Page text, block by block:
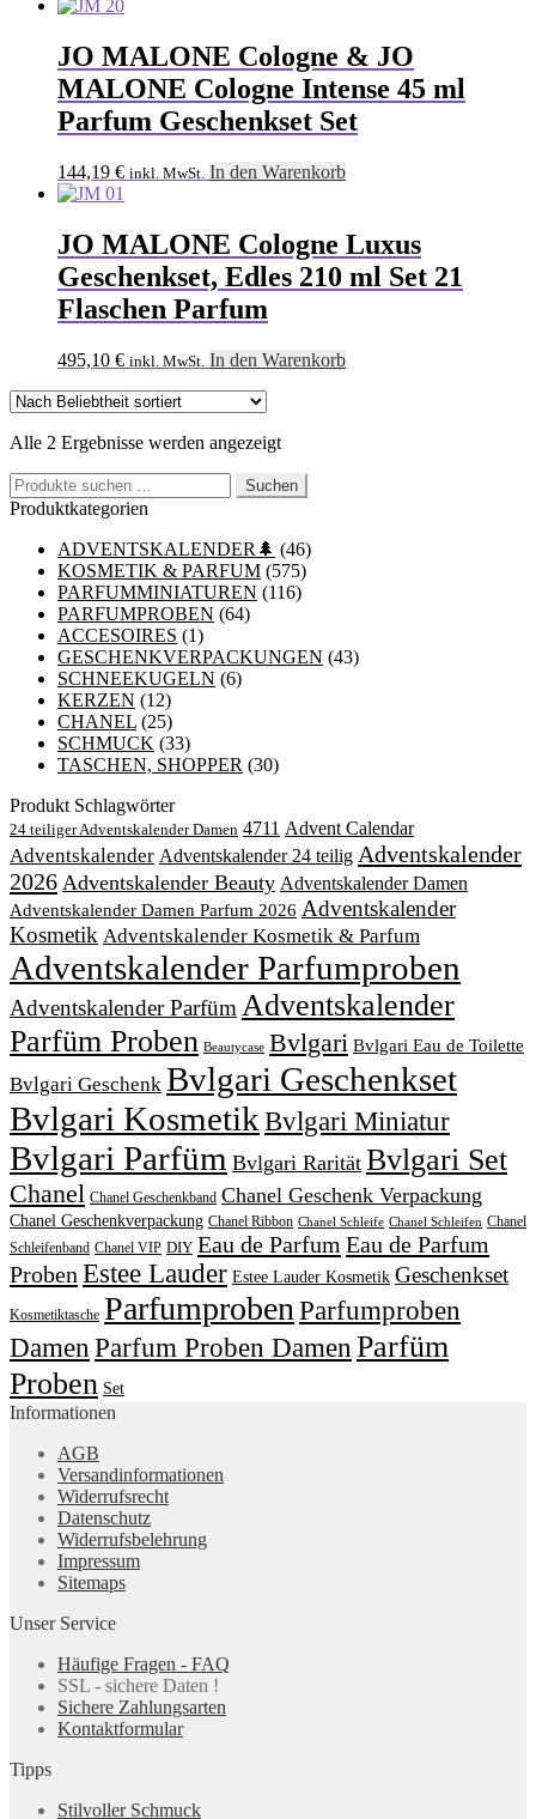
JO MALONE Cologne & JO
MALONE Cologne Intense 45 ml
Parfum Geschenkset Set
144,19 € inkl. MwSt. In den Warenkorb
JO MALONE Cologne Luxus
Geschenkset, Edles 210 ml Set 21
Flaschen Parfum
495,10 € inkl. MwSt. In den Warenkorb
Alle 2 Ergebnisse werden angezeigtNach
sortiert
Suchen
nach:
Suchen
Produktkategorien
ADVENTSKALENDER🌲 (46)
KOSMETIK & PARFUM (575)
PARFUMMINIATUREN (116)
PARFUMPROBEN (64)
ACCESOIRES (1)
GESCHENKVERPACKUNGEN (43)
SCHNEEKUGELN (6)
KERZEN (12)
CHANEL (25)
SCHMUCK (33)
TASCHEN, SHOPPER (30)
Produkt Schlagwörter
24 teiliger Adventskalender Damen 4711 Advent Calendar
Adventskalender Adventskalender 24 teilig Adventskalender
2026 Adventskalender Beauty Adventskalender Damen
Adventskalender Damen Parfum 2026 Adventskalender
Kosmetik Adventskalender Kosmetik & Parfum
Adventskalender Parfumproben
Adventskalender Parfüm Adventskalender
Parfüm Proben Beautycase Bvlgari Bvlgari Eau de Toilette
Bvlgari Geschenk Bvlgari Geschenkset
Bvlgari KosmetikBvlgari Miniatur
Bvlgari Parfüm Bvlgari Rarität Bvlgari Set
Chanel Chanel Geschenkband Chanel Geschenk Verpackung
Chanel Geschenkverpackung Chanel Ribbon Chanel Schleife Chanel Schleifen Chanel
Schleifenband Chanel VIP DIY Eau de Parfum Eau de Parfum
Proben Estee Lauder Estee Lauder Kosmetik Geschenkset
Kosmetiktasche Parfumproben Parfumproben
Damen Parfum Proben Damen Parfüm
Proben Set
Informationen
AGB
Versandinformationen
Widerrufsrecht
Datenschutz
Widerrufsbelehrung
Impressum
Sitemaps
Unser Service
Häufige Fragen - FAQ
SSL - sichere Daten !
Sichere Zahlungsarten
Kontaktformular
Tipps
Stilvoller Schmuck